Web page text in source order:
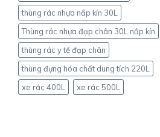
thùng rác nhựa nắp kín 30L
Thùng rác nhựa đạp chân 30L nắp kín
thùng rác y tế đạp chân
thùng đựng hóa chất dung tích 220L
xe rác 400L
xe rác 500L